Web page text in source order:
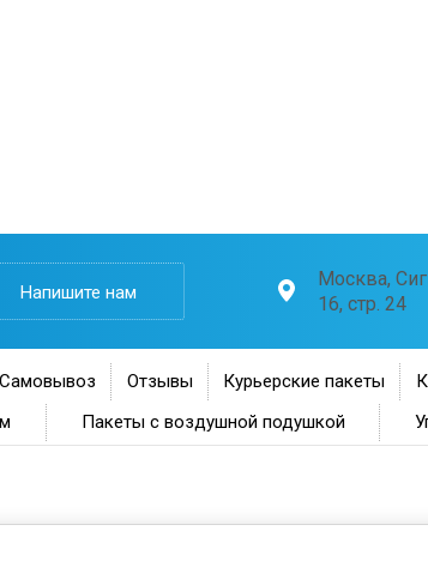
Напишите нам
Москва,
16, стр. 24
Отзывы Курьерские пакеты
Пакеты с воздушной подушкой